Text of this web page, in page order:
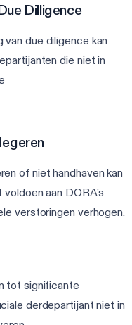
Dilligence
due diligence kan
die niet in
of niet handhaven kan
aan DORA's
verstoringen verhogen.
tot significante
derdepartijant niet in